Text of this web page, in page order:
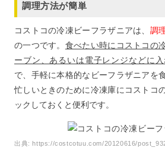
調理方法が簡単
コストコの冷凍ビーフラザニアは、 調
の一つです。 食べたい時にコストコの
ーブン、あるいは電子レンジなどに
で、手軽に本格的なビーフラザニアを
忙しいときのために冷凍庫にコストコ
ックしておくと便利です。
出典:https://costcotuu.com/20120616/